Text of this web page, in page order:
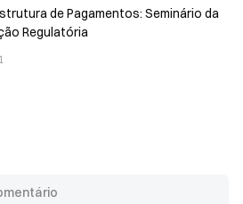
de Pagamentos: Seminário da
Regulatória